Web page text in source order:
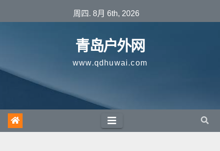
至
周四. 8月 6th, 2026
青岛户外网
www.qdhuwai.com